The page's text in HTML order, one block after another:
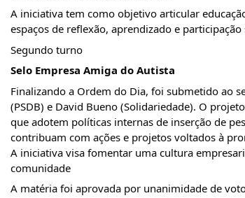
A iniciativa tem como objetivo articular
espaços de reflexão, aprendizado e participação
Segundo turno
Selo Empresa Amiga do Autista
Finalizando a Ordem do Dia, foi submetido ao
(PSDB) e David Bueno (Solidariedade). O
que adotem políticas internas de inserção de
contribuam com ações e projetos voltados à
A iniciativa visa fomentar uma cultura
comunidade
A matéria foi aprovada por unanimidade de